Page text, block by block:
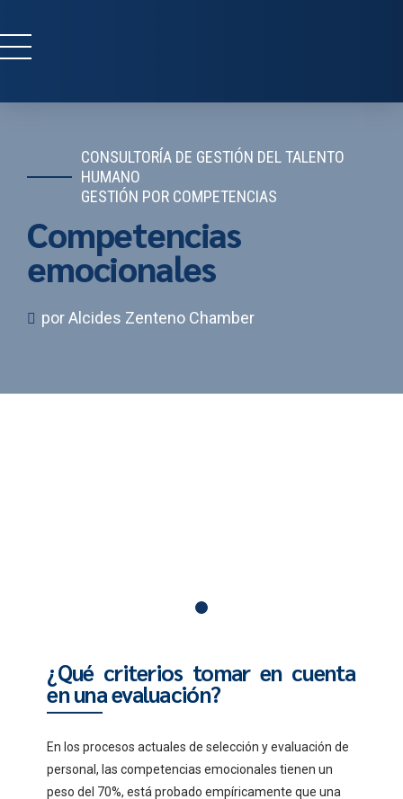
CONSULTORÍA DE GESTIÓN DEL TALENTO
HUMANO
GESTIÓN POR COMPETENCIAS
Competencias
emocionales
por Alcides Zenteno Chamber
¿Qué criterios tomar en cuenta
en una evaluación?
En los procesos actuales de selección y evaluación de
personal, las competencias emocionales tienen un
peso del 70%, está probado empíricamente que una